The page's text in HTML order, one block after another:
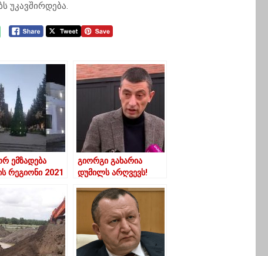
უკავშირდება.
ემზადება
რეგიონი 2021
ბიუჯეტი
გიორგი გახარია
დუმილს არღვევს!